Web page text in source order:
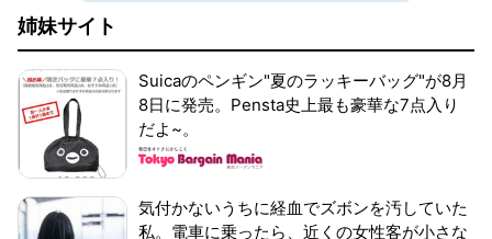
姉妹サイト
Suicaのペンギン"夏のラッキーバッグ"が8月
8日に発売。Pensta史上最も豪華な7点入り
だよ~。
気付かないうちに経血でズボンを汚していた
私。電車に乗ったら、近くの女性客が小さな